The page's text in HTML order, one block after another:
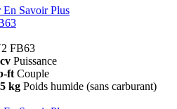
En Savoir Plus
FB63
Puissance
ft Couple
kg Poids humide (sans carburant)